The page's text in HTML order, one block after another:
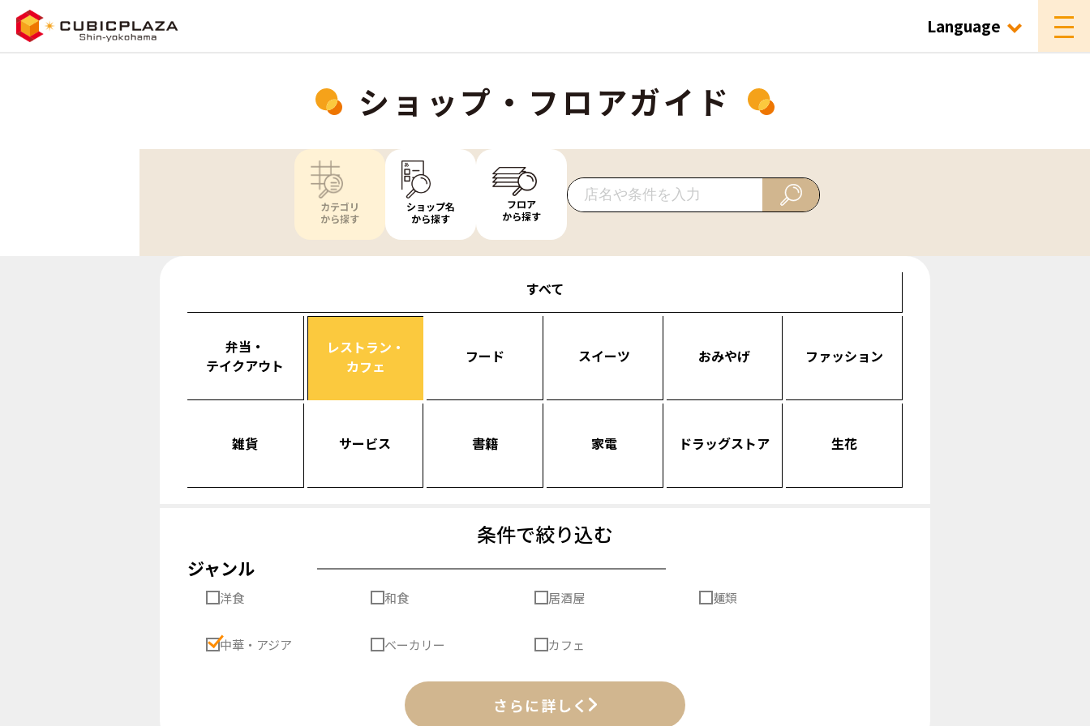
Language
ショップ・フロアガイド
カテゴリ
から探す
ショップ名
から探す
フロア
から探す
すべて
弁当・
テイクアウト
レストラン・
カフェ
フード スイーツ おみやげ ファッション
雑貨 サービス 書籍 家電 ドラッグストア 生花
条件で絞り込む
ジャンル
洋食 和食 居酒屋 麺類
中華・アジア ベーカリー カフェ
さらに詳しく